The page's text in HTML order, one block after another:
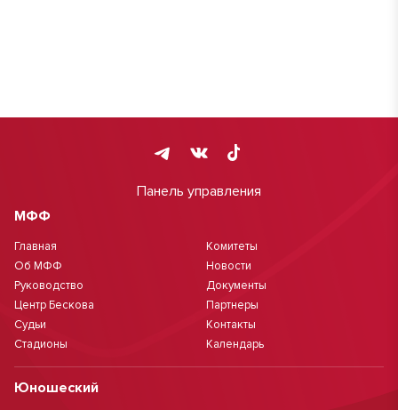
Панель управления
МФФ
Главная
Об МФФ
Руководство
Центр Бескова
Судьи
Стадионы
Комитеты
Новости
Документы
Партнеры
Контакты
Календарь
Юношеский